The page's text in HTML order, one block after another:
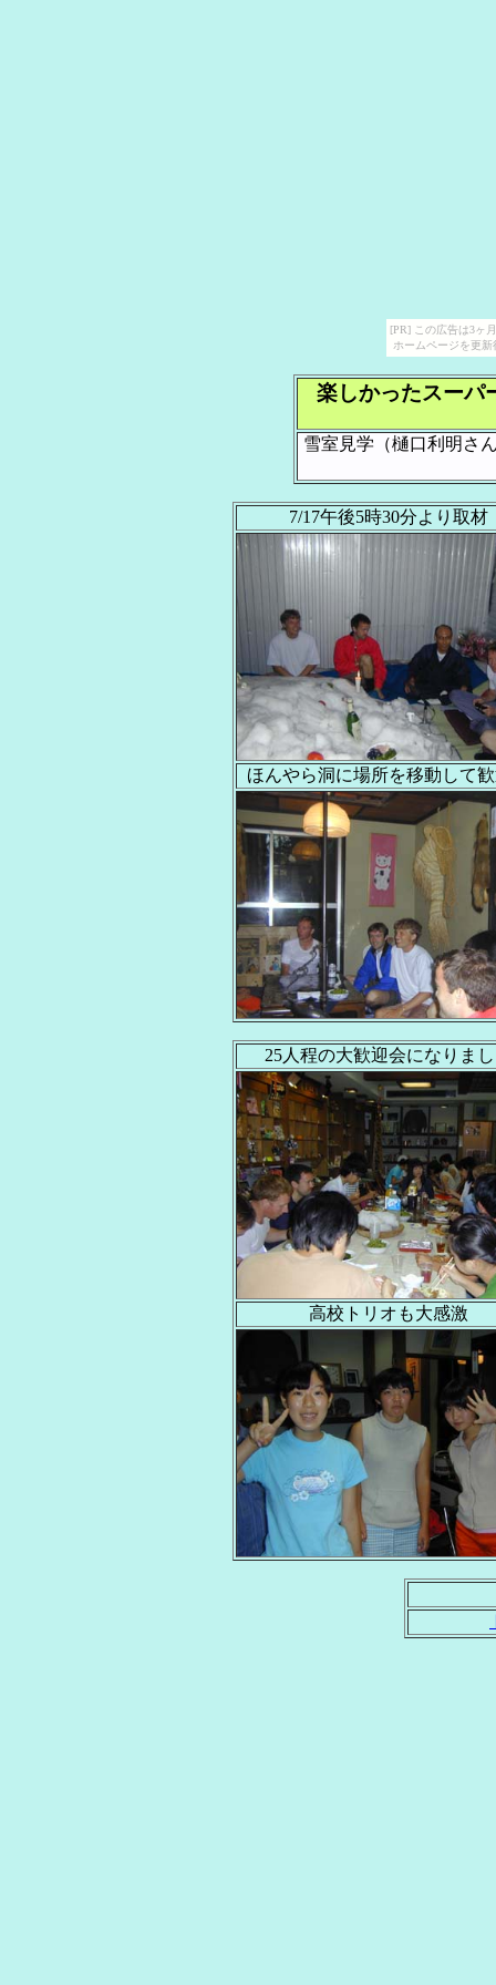
[PR] この広告は3ヶ
ホームページを更
楽しかったスーパ
雪室見学（樋口利明さ
7/17午後5時30分より取材
ほんやら洞に場所を移動して
25人程の大歓迎会になりま
高校トリオも大感激